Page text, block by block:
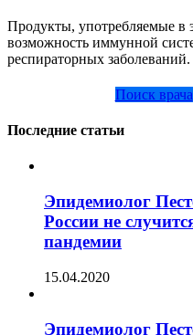
Продукты, употребляемые в
возможность иммунной
респираторных
Поиск врача
Последние статьи
Эпидемиолог
России не
пандемии
15.04.2020
Эпидемиолог